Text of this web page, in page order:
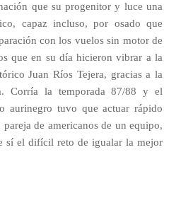
que su progenitor y luce una
capaz incluso, por osado que
con los vuelos sin motor de
que en su día hicieron vibrar a la
Juan Ríos Tejera, gracias a la
Corría la temporada 87/88 y el
aurinegro tuvo que actuar rápido
de americanos de un equipo,
sí el difícil reto de igualar la mejor